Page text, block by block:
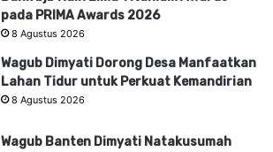
pada PRIMA Awards 2026
8 Agustus 2026
Wagub Dimyati Dorong Desa Manfaatkan
Lahan Tidur untuk Perkuat Kemandirian
8 Agustus 2026
Wagub Banten Dimyati Natakusumah